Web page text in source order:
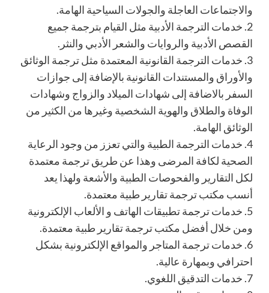
والاجتماعات العاجلة والجولات السياحية الهامة.
2. خدمات الترجمة الأدبية مثل القيام بترجمة جميع
القصص الأدبية والروايات والشعر الأدبي والنثر.
3. خدمات الترجمة القانونية المعتمدة مثل ترجمة الوثائق
والأوراق والمستندات القانونية بالإضافة إلى جوازات
السفر بالاضافة إلى شهادات الميلاد والزواج وشهادات
الوفاة والطلاق والهوية الشخصية وغيرها من الكثير من
الوثائق الهامة.
4. خدمات الترجمة الطبية والتي تعزز من وجود الرعاية
الصحية لكافة المرضى وهذا عن طريق ترجمة معتمدة
لكل التقارير والفحوصات الطبية والأشعة ولهذا يعد
أنسب مكتب ترجمة تقارير طبية معتمدة.
5. خدمات ترجمة تطبيقات الهاتف و الألعاب الإلكترونية
ومن خلال أفضل مكتب ترجمة تقارير طبية معتمدة.
6. خدمات ترجمة المتاجر والمواقع الإلكترونية بشكل
احترافي وبمهارة عالية.
7. خدمات التدقيق اللغوي.